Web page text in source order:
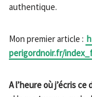
authentique.
Mon premier article :
perigordnoir.fr/
A l’heure où j’écris